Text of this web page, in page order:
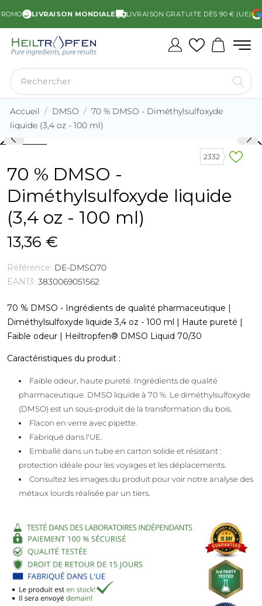
LIVRAISON MONDIALE LIVRAISON GRATUITE DÈS 90 € (UE)
Accueil DMSO
70 % DMSO - Diméthylsulfoxyde
liquide (3,4 oz - 100 ml)
2332
70 % DMSO -
Diméthylsulfoxyde liquide
(3,4 oz - 100 ml)
13,36 €
Référence: DE-DMSO70
EAN13: 3830069051562
70 % DMSO - Ingrédients de qualité pharmaceutique |
Diméthylsulfoxyde liquide 3,4 oz - 100 ml | Haute pureté |
Faible odeur | Heiltropfen® DMSO Liquid 70/30
Caractéristiques du produit :
Faible odeur, haute pureté. Ingrédients de qualité
pharmaceutique. DMSO liquide à 70 %. Le diméthylsulfoxyde
(DMSO) est un sous-produit de la transformation du bois.
Flacon en verre avec pipette.
Fabriqué dans l'UE.
Emballé dans un tube en carton solide et résistant :
protection idéale pour les voyages et les déplacements.
Consultez les images du produit pour voir notre analyse des
métaux lourds réalisée par un tiers.